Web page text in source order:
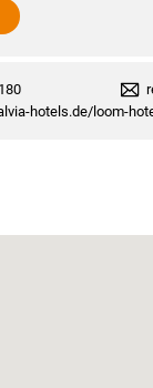
hotels.de/loom-